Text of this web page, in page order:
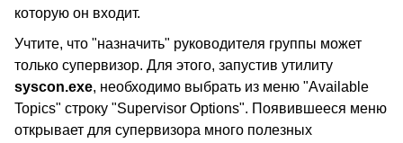
которую он входит.
Учтите, что "назначить" руководителя группы может
только супервизор. Для этого, запустив утилиту
syscon.exe, необходимо выбрать из меню "Available
Topics" строку "Supervisor Options". Появившееся меню
открывает для супервизора много полезных